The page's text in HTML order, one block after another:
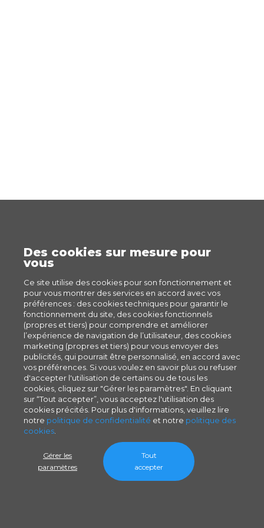
Des cookies sur mesure pour
vous
Ce site utilise des cookies pour son fonctionnement et
pour vous montrer des services en accord avec vos
préférences : des cookies techniques pour garantir le
fonctionnement du site, des cookies fonctionnels
(propres et tiers) pour comprendre et améliorer
l’expérience de navigation de l’utilisateur, des cookies
marketing (propres et tiers) pour vous envoyer des
publicités, qui pourrait être personnalisé, en accord avec
vos préférences. Si vous voulez en savoir plus ou refuser
d'accepter l'utilisation de certains ou de tous les
cookies, cliquez sur "Gérer les paramètres". En cliquant
sur “Tout accepter”, vous acceptez l'utilisation des
cookies précités. Pour plus d'informations, veuillez lire
notre politique de confidentialité et notre politique des
cookies
Gérer les
paramètres
Tout
accepter